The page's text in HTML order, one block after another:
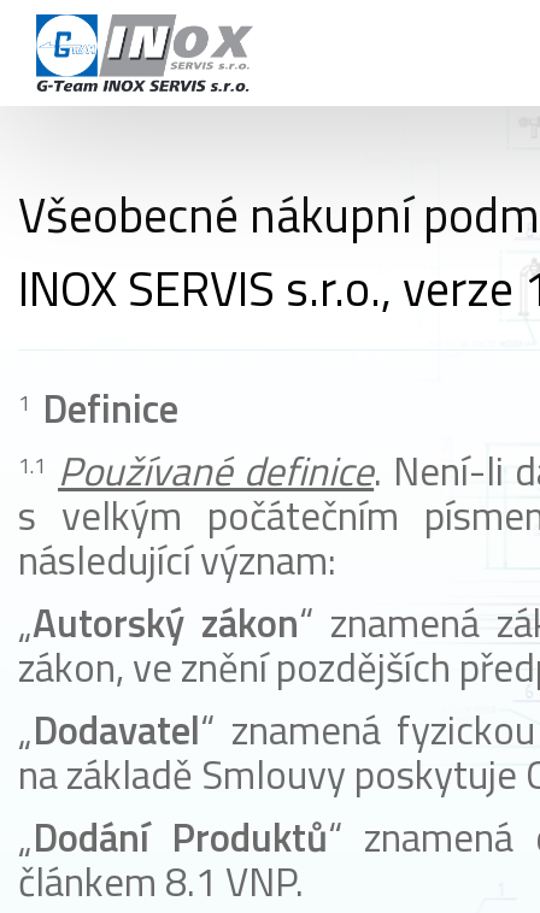
+420 724 978 115
Všeobecné nákupní
INOX SERVIS s.r.o.,
Definice
Používané definice. Není-li
s velkým počátečním
následující význam:
„Autorský zákon“ znamená
zákon, ve znění pozdějších
„Dodavatel“ znamená
na základě Smlouvy poskytuje
„Dodání Produktů“
článkem 8.1 VNP.